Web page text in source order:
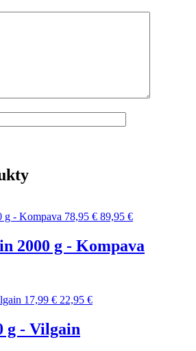
78,95 € 89,95 €
2000 g - Kompava
17,99 € 22,95 €
g - Vilgain